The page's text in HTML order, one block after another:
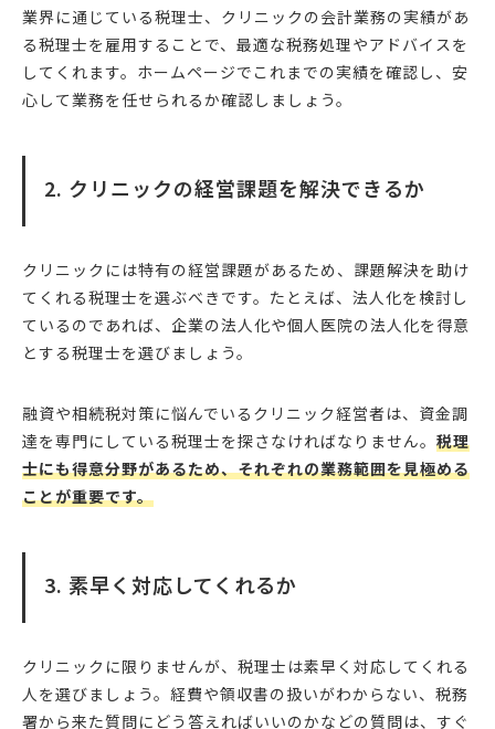
業界に通じている税理士、クリニックの会計業務の実績があ
る税理士を雇用することで、最適な税務処理やアドバイスを
してくれます。ホームページでこれまでの実績を確認し、安
心して業務を任せられるか確認しましょう。
2. クリニックの経営課題を解決できるか
クリニックには特有の経営課題があるため、課題解決を助け
てくれる税理士を選ぶべきです。たとえば、法人化を検討し
ているのであれば、企業の法人化や個人医院の法人化を得意
とする税理士を選びましょう。
融資や相続税対策に悩んでいるクリニック経営者は、資金調
達を専門にしている税理士を探さなければなりません。 税理
士にも得意分野があるため、それぞれの業務範囲を見極める
ことが重要です。
3. 素早く対応してくれるか
クリニックに限りませんが、税理士は素早く対応してくれる
人を選びましょう。経費や領収書の扱いがわからない、税務
署から来た質問にどう答えればいいのかなどの質問は、すぐ